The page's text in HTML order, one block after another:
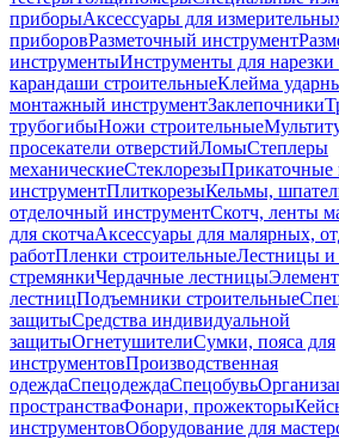
приборыАксессуары для
приборовРазметочный инструмент
инструментыИнструменты для нарезки
карандаши строительныеКлейма
монтажный инструментЗаклепочники
трубогибыНожи строительные
просекатели отверстийЛомыСтеплеры
механическиеСтеклорезыПрикаточные
инструментПлиткорезыКельмы,
отделочный инструментСкотч, ленты
для скотчаАксессуары для малярных,
работПленки строительныеЛестницы и
стремянкиЧердачные лестницы
лестницПодъемники строительные
защитыСредства индивидуальной
защитыОгнетушителиСумки, пояса для
инструментовПроизводственная
одеждаСпецодеждаСпецобувь
пространстваФонари, прожекторы
инструментовОборудование для